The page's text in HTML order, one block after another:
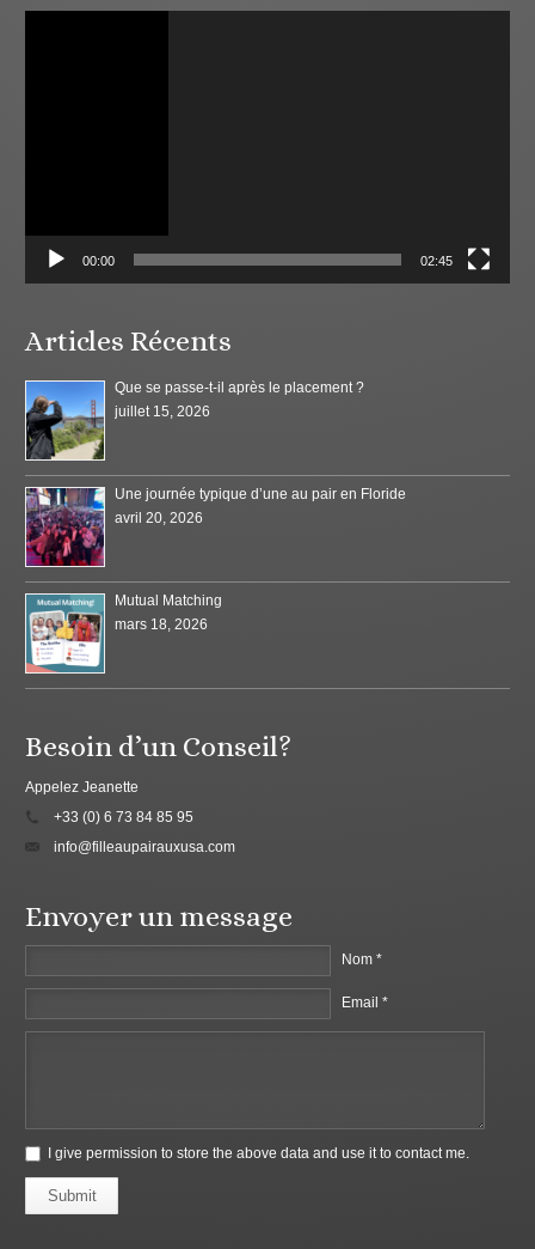
00:00 02:45
Articles Récents
Que se passe-t-il après le placement ?
juillet 15, 2026
Une journée typique d’une au pair en Floride
avril 20, 2026
Mutual Matching
mars 18, 2026
Besoin d’un Conseil?
Appelez Jeanette
+33 (0) 6 73 84 85 95
info@filleaupairauxusa.com
Envoyer un message
Nom *
Email *
I give permission to store the above data and use it to contact me.
Submit